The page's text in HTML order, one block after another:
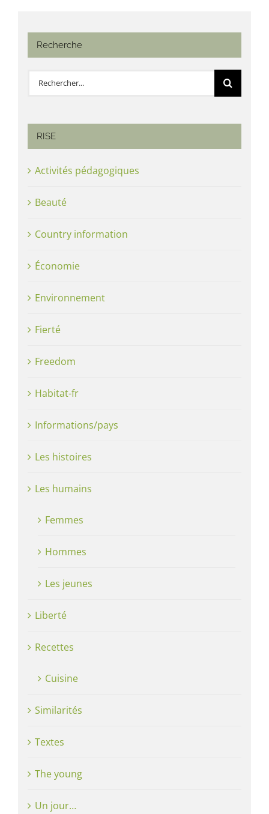
Recherche
Rechercher:
RISE
Activités pédagogiques
Beauté
Country information
Économie
Environnement
Fierté
Freedom
Habitat-fr
Informations/pays
Les histoires
Les humains
Femmes
Hommes
Les jeunes
Liberté
Recettes
Cuisine
Similarités
Textes
The young
Un jour…